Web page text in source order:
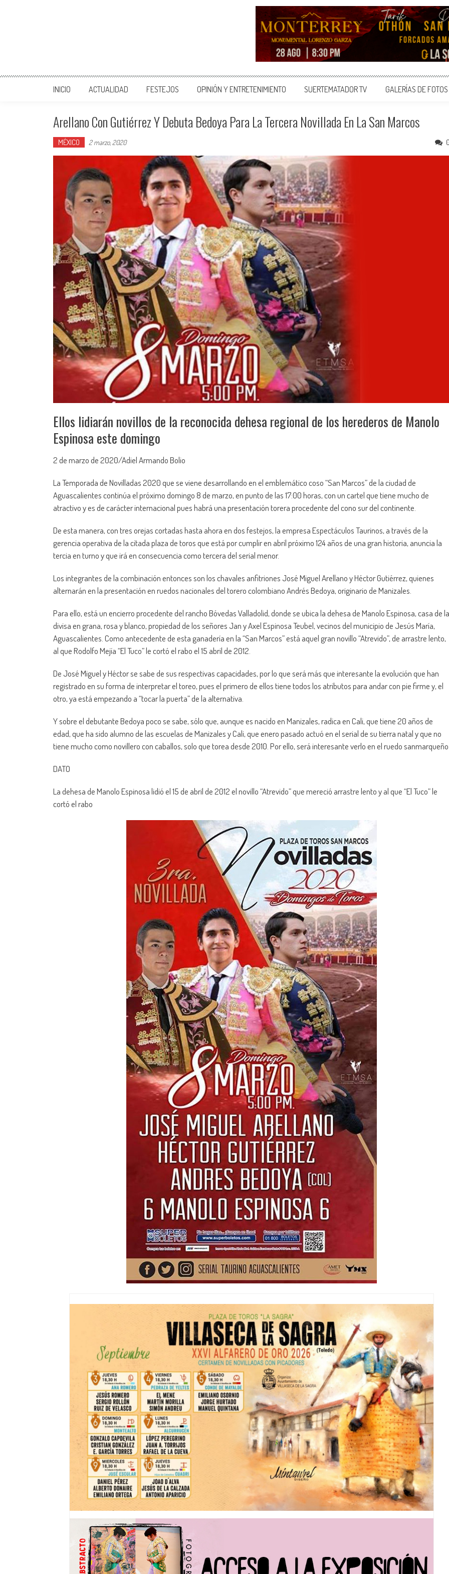
INICIO ACTUALIDAD FESTEJOS OPINIÓN Y ENTRETENIMIENTO SUERTEMATADOR TV GALERÍAS DE FOTOS
Arellano Con Gutiérrez Y Debuta Bedoya Para La Tercera Novillada En La San Marcos
MÉXICO 2 marzo, 2020
Ellos lidiarán novillos de la reconocida dehesa regional de los herederos de Manolo
Espinosa este domingo
2 de marzo de 2020/Adiel Armando Bolio
La Temporada de Novilladas 2020 que se viene desarrollando en el emblemático coso “San Marcos” de la ciudad de
Aguascalientes continúa el próximo domingo 8 de marzo, en punto de las 17:00 horas, con un cartel que tiene mucho de
atractivo y es de carácter internacional pues habrá una presentación torera procedente del cono sur del continente.
De esta manera, con tres orejas cortadas hasta ahora en dos festejos, la empresa Espectáculos Taurinos, a través de la
gerencia operativa de la citada plaza de toros que está por cumplir en abril próximo 124 años de una gran historia, anuncia la
tercia en turno y que irá en consecuencia como tercera del serial menor.
Los integrantes de la combinación entonces son los chavales anfitriones José Miguel Arellano y Héctor Gutiérrez, quienes
alternarán en la presentación en ruedos nacionales del torero colombiano Andrés Bedoya, originario de Manizales.
Para ello, está un encierro procedente del rancho Bóvedas Valladolid, donde se ubica la dehesa de Manolo Espinosa, casa de la
divisa en grana, rosa y blanco, propiedad de los señores Jan y Axel Espinosa Teubel, vecinos del municipio de Jesús María,
Aguascalientes. Como antecedente de esta ganadería en la “San Marcos” está aquel gran novillo “Atrevido”, de arrastre lento,
al que Rodolfo Mejía “El Tuco” le cortó el rabo el 15 abril de 2012.
De José Miguel y Héctor se sabe de sus respectivas capacidades, por lo que será más que interesante la evolución que han
registrado en su forma de interpretar el toreo, pues el primero de ellos tiene todos los atributos para andar con pie firme y, el
otro, ya está empezando a “tocar la puerta” de la alternativa.
Y sobre el debutante Bedoya poco se sabe, sólo que, aunque es nacido en Manizales, radica en Cali, que tiene 20 años de
edad, que ha sido alumno de las escuelas de Manizales y Cali, que enero pasado actuó en el serial de su tierra natal y que no
tiene mucho como novillero con caballos, solo que torea desde 2010. Por ello, será interesante verlo en el ruedo
DATO
La dehesa de Manolo Espinosa lidió el 15 de abril de 2012 el novillo “Atrevido” que mereció arrastre lento y al que “El Tuco” le
cortó el rabo